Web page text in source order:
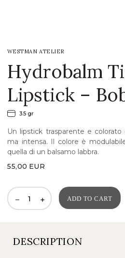
WESTMAN ATELIER
Hydrobalm
Lipstick –
3.5 gr
Un lipstick trasparente e colorato
ma intensa. Il colore è
quella di un balsamo labbra.
55,00 EUR
ADD TO CART
DESCRIPTION